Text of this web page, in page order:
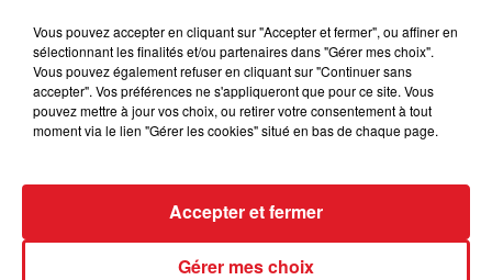
VOLONTAIRE EN COURS, APRÈS LA...
Selon les premiers éléments, le logement servait
à des prostituées
Vous pouvez accepter en cliquant sur "Accepter et fermer", ou affiner en
sélectionnant les finalités et/ou partenaires dans "Gérer mes choix".
Vous pouvez également refuser en cliquant sur "Continuer sans
accepter". Vos préférences ne s'appliqueront que pour ce site. Vous
pouvez mettre à jour vos choix, ou retirer votre consentement à tout
moment via le lien "Gérer les cookies" situé en bas de chaque page.
Gérer mes choix
Accepter et fermer